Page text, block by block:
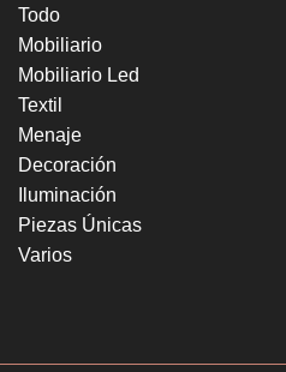
Todo
Mobiliario
Mobiliario Led
Textil
Menaje
Decoración
Iluminación
Piezas Únicas
Varios